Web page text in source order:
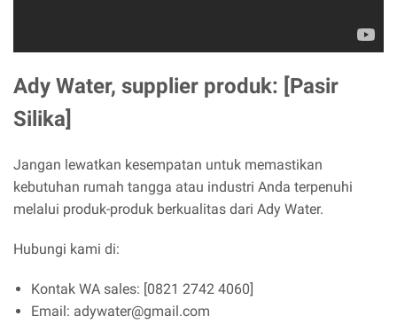
Ady Water, supplier produk: [Pasir
Silika]
Jangan lewatkan kesempatan untuk memastikan
kebutuhan rumah tangga atau industri Anda terpenuhi
melalui produk-produk berkualitas dari Ady Water.
Hubungi kami di:
Kontak WA sales: [0821 2742 4060]
Email: adywater@gmail.com